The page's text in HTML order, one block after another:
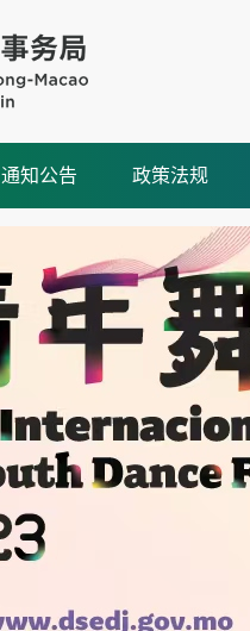
通知公告 政策法规